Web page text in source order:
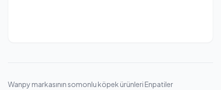
Wanpy markasının somonlu köpek ürünleri Enpatiler